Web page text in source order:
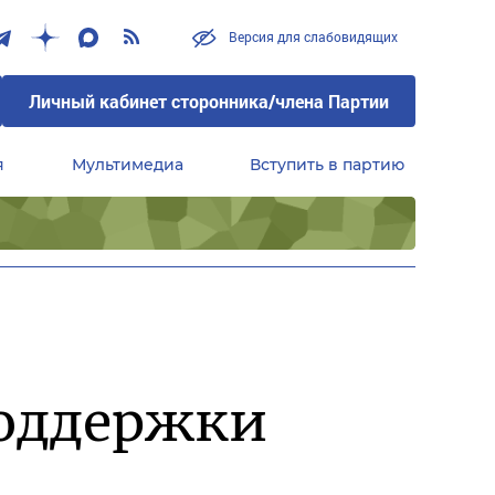
Версия для слабовидящих
Личный кабинет сторонника/члена Партии
Мультимедиа Вступить в партию